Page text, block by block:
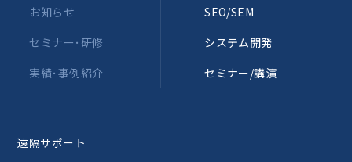
お知らせ
セミナー･研修
実績･事例紹介
SEO/SEM
システム開発
セミナー/講演
遠隔サポート